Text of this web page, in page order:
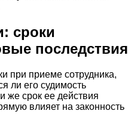
сроки
последствия
при приеме сотрудника,
ли его судимость
же срок ее действия
влияет на законность